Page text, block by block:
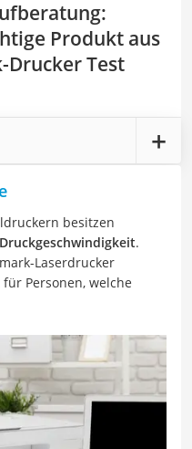
:
Produkt aus
Drucker Test
besitzen
.
Laserdrucker
Personen, welche